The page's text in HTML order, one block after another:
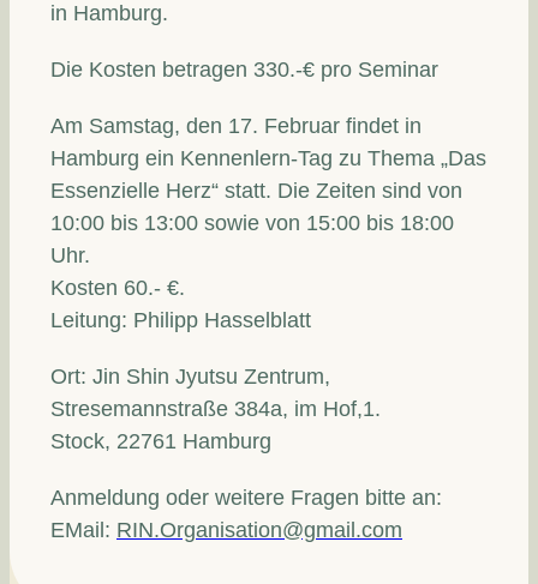
in Hamburg.
Die Kosten betragen 330.-€ pro Seminar
Am Samstag, den 17. Februar findet in
Hamburg ein Kennenlern-Tag zu Thema „Das
Essenzielle Herz“ statt. Die Zeiten sind von
10:00 bis 13:00 sowie von 15:00 bis 18:00
Uhr.
Kosten 60.- €.
Leitung: Philipp Hasselblatt
Ort: Jin Shin Jyutsu Zentrum,
Stresemannstraße 384a, im Hof,1.
Stock, 22761 Hamburg
Anmeldung oder weitere Fragen bitte an:
EMail: RIN.Organisation@gmail.com